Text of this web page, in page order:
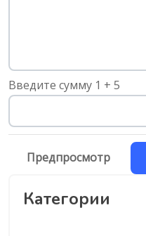
Категории
Введите сумму 1 + 5